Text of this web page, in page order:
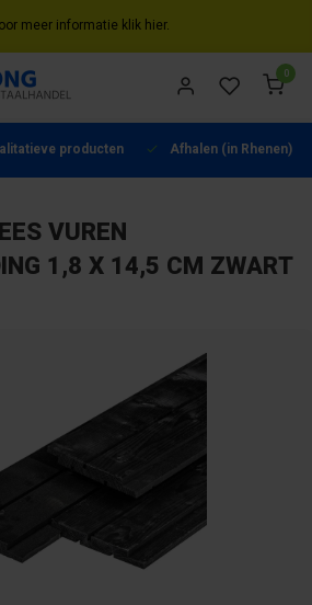
meer informatie klik hier.
0
producten Afhalen (in Rhenen)
VUREN
1,8 X 14,5 CM ZWART